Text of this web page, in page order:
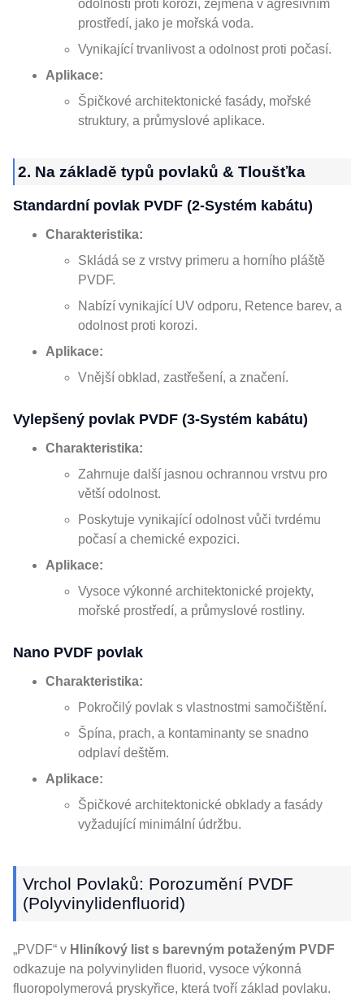
odolností proti korozi, zejména v agresivním
prostředí, jako je mořská voda.
Vynikající trvanlivost a odolnost proti počasí.
Aplikace:
Špičkové architektonické fasády, mořské
struktury, a průmyslové aplikace.
2. Na základě typů povlaků & Tloušťka
Standardní povlak PVDF (2-Systém kabátu)
Charakteristika:
Skládá se z vrstvy primeru a horního pláště
PVDF.
Nabízí vynikající UV odporu, Retence barev, a
odolnost proti korozi.
Aplikace:
Vnější obklad, zastřešení, a značení.
Vylepšený povlak PVDF (3-Systém kabátu)
Charakteristika:
Zahrnuje další jasnou ochrannou vrstvu pro
větší odolnost.
Poskytuje vynikající odolnost vůči tvrdému
počasí a chemické expozici.
Aplikace:
Vysoce výkonné architektonické projekty,
mořské prostředí, a průmyslové rostliny.
Nano PVDF povlak
Charakteristika:
Pokročilý povlak s vlastnostmi samočištění.
Špína, prach, a kontaminanty se snadno
odplaví deštěm.
Aplikace:
Špičkové architektonické obklady a fasády
vyžadující minimální údržbu.
Vrchol Povlaků: Porozumění PVDF
(Polyvinylidenfluorid)
„PVDF“ v Hliníkový list s barevným potaženým PVDF
odkazuje na polyvinyliden fluorid, vysoce výkonná
fluoropolymerová pryskyřice, která tvoří základ povlaku.